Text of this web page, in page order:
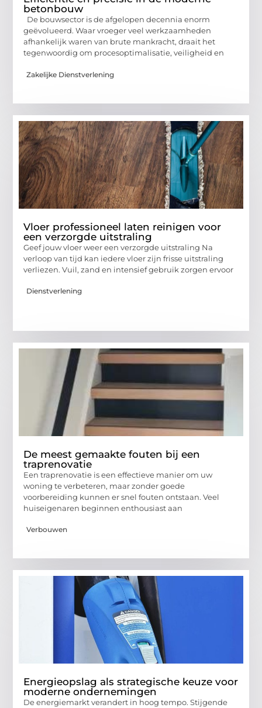
betonbouw
De bouwsector is de afgelopen decennia enorm
geëvolueerd. Waar vroeger veel werkzaamheden
afhankelijk waren van brute mankracht, draait het
tegenwoordig om procesoptimalisatie, veiligheid en
Zakelijke Dienstverlening
Vloer professioneel laten reinigen voor
een verzorgde uitstraling
Geef jouw vloer weer een verzorgde uitstraling Na
verloop van tijd kan iedere vloer zijn frisse uitstraling
verliezen. Vuil, zand en intensief gebruik zorgen ervoor
Dienstverlening
De meest gemaakte fouten bij een
traprenovatie
Een traprenovatie is een effectieve manier om uw
woning te verbeteren, maar zonder goede
voorbereiding kunnen er snel fouten ontstaan. Veel
huiseigenaren beginnen enthousiast aan
Verbouwen
Energieopslag als strategische keuze voor
moderne ondernemingen
De energiemarkt verandert in hoog tempo. Stijgende